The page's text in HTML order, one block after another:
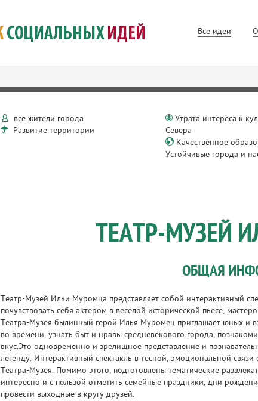
Все идеи
все жители города
Развитие территории
Утрата интереса к
Севера
Качественное
Устойчивые города и
ТЕАТР-МУЗЕЙ
ОБЩАЯ
Театр-Музей Ильи Муромца представляет собой интерактивный
почувствовать себя актером в веселой исторической пьесе,
Театра-Музея былинный герой Илья Муромец приглашает юных и
во времени, узнать быт и нравы средневекового города,
вкус.Это одновременно и зрелищное представление и
легенду. Интерактивный спектакль в тесной, эмоциональной
Театра-Музея. Помимо этого, подготовлены тематические
интересно и с пользой отметить семейные праздники, дни
провести выходные в кругу друзей.